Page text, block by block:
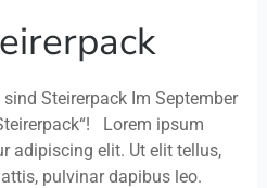
Steirerpack Im September
Lorem ipsum
adipiscing elit. Ut elit tellus,
pulvinar dapibus leo.